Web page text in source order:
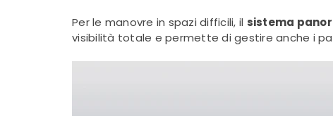
Per le manovre in spazi difficili, il sistema
visibilità totale e permette di gestire anche i